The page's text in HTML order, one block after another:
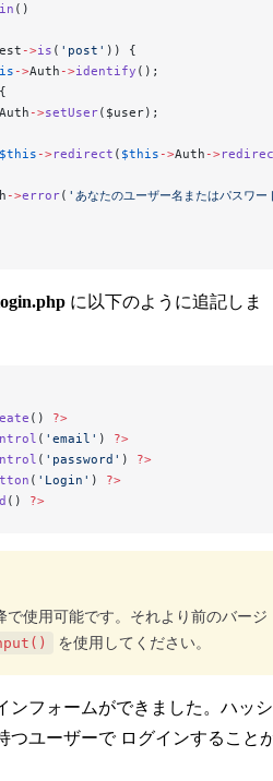
()
->is ( 'post' )) {
->Auth ->identify ();
Auth ->setUser($user);
$this ->redirect ( $this ->Auth ->
->error( 'あなたのユーザー名またはパスワ
に以下のように追記しま
() ?>
( 'email' ) ?>
( 'password' ) ?>
( 'Login' ) ?>
() ?>
で使用可能です。それより前のバージ
を使用してください。
ンフォームができました。ハッ
つユーザーで ログインすること